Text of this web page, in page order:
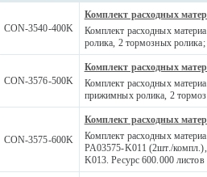
CON-3540-400K
Комплект расходных
Комплект расходных
ролика, 2 тормозных
CON-3576-500K
Комплект расходных
Комплект расходных
прижимных ролика, 2
CON-3575-600K
Комплект расходных
Комплект расходных
PA03575-K011 (2шт./
K013. Ресурс 600.000 листов